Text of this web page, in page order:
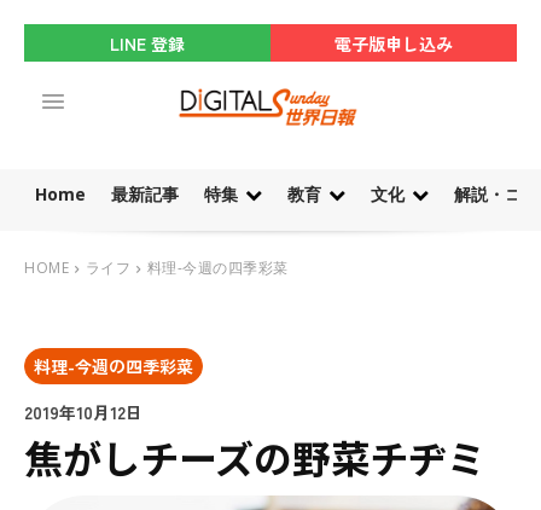
LINE 登録 電子版申し込み
Home 最新記事 特集 教育 文化 解説・コ
HOME ライフ 料理-今週の四季彩菜
料理-今週の四季彩菜
2019年10月12日
焦がしチーズの野菜チヂミ